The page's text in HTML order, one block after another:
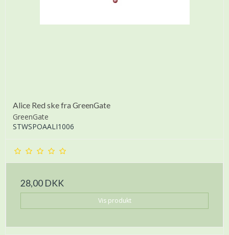
Alice Red ske fra GreenGate
GreenGate
STWSPOAALI1006
28,00 DKK
Vis produkt